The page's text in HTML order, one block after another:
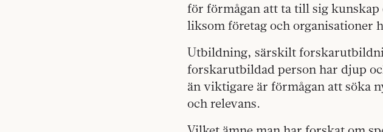
för förmågan att ta till sig
liksom företag och organisationer
Utbildning, särskilt
forskarutbildad person har djup
än viktigare är förmågan att söka
och relevans.